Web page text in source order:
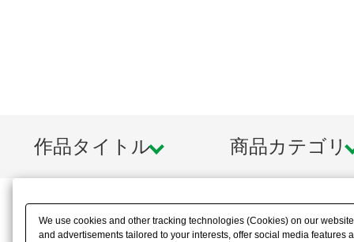
作品タイトル 商品カテゴリ
We use cookies and other tracking technologies (Cookies) on our
and advertisements tailored to your interests, offer social media features